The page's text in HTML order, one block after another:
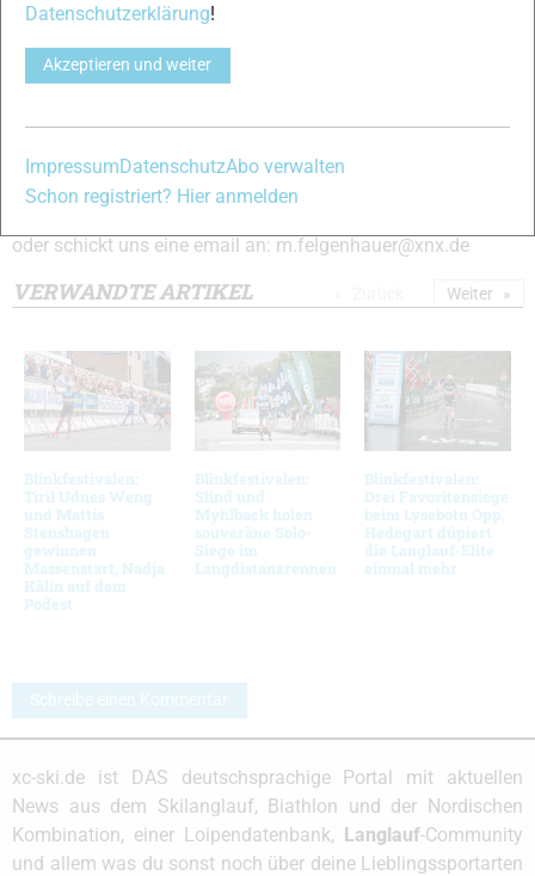
Deutschland nun leider keine gespurten Loipen mehr
vorhanden. Die vereinzelten Schneefälle der nächsten Tage
werden daran wahrscheinlich nicht allzu viel ändern. Es
Habt ihr weitere Informationen zu bereits gespurten oder
oder schickt uns eine email an: m.felgenhauer@xnx.de
VERWANDTE ARTIKEL
Blinkfestivalen:
Tiril Udnes Weng
und Mattis
Stenshagen
gewinnen
Massenstart, Nadja
Kälin auf dem
Podest
Blinkfestivalen:
Slind und
Myhlback holen
souveräne Solo-
Siege im
Langdistanzrennen
Blinkfestivalen:
Drei Favoritensiege
beim Lysebotn Opp,
Hedegart düpiert
die Langlauf-Elite
einmal mehr
Weiter
Schreibe einen Kommentar
xc-ski.de ist DAS deutschsprachige Portal mit aktuellen
News aus dem Skilanglauf, Biathlon und der Nordischen
Kombination, einer Loipendatenbank, Langlauf-Community
und allem was du sonst noch über deine Lieblingssportarten
Datenschutzerklärung!
Akzeptieren und weiter
Impressum DatenschutzAbo verwalten
Schon registriert? Hier anmelden